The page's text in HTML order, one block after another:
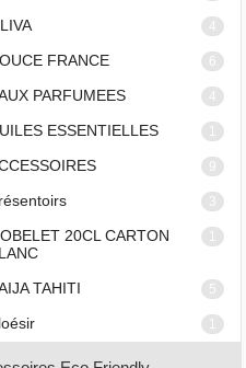
FRANCE 6
PARFUMEES
ESSENTIELLES 1
9
3
20CL CARTON
1
TAHITI 5
1